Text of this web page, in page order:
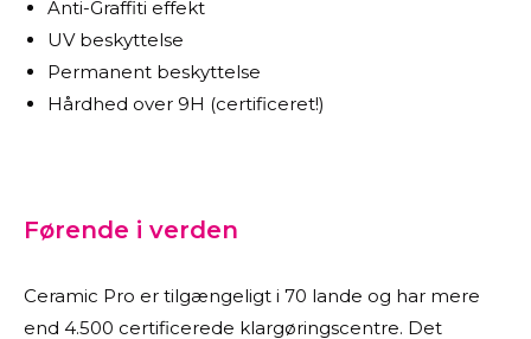
Anti-Graffiti effekt
UV beskyttelse
Permanent beskyttelse
Hårdhed over 9H (certificeret!)
Førende i verden
Ceramic Pro er tilgængeligt i 70 lande og har mere
end 4.500 certificerede klargøringscentre. Det